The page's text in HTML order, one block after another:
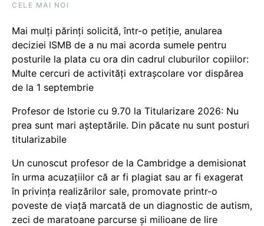
CELE MAI NOI
Mai mulți părinți solicită, într-o petiție, anularea
deciziei ISMB de a nu mai acorda sumele pentru
posturile la plata cu ora din cadrul cluburilor copiilor:
Multe cercuri de activități extrașcolare vor dispărea
de la 1 septembrie
Profesor de Istorie cu 9.70 la Titularizare 2026: Nu
prea sunt mari așteptările. Din păcate nu sunt posturi
titularizabile
Un cunoscut profesor de la Cambridge a demisionat
în urma acuzațiilor că ar fi plagiat sau ar fi exagerat
în privința realizărilor sale, promovate printr-o
poveste de viață marcată de un diagnostic de autism,
zeci de maratoane parcurse și milioane de lire